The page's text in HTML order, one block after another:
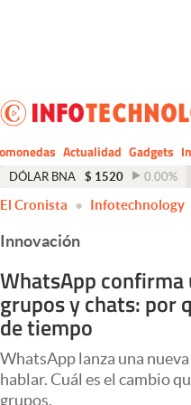
Dólar
Economía y Política
Finanzas y Mercados
Mercados Online
Negocios
Columnistas
Apertura
Actualidad Gadgets
DÓLAR BNA $ 1520 0.00%
El Cronista Infotechnology
Innovación
WhatsApp
grupos y chats: por
de tiempo
WhatsApp lanza una
hablar. Cuál es el cambio
grupos.